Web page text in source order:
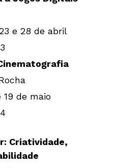
e 28 de abril
19 de maio
Criatividade,